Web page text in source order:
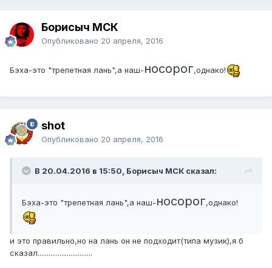
Борисыч МСК
Опубликовано 20 апреля, 2016
Бэха-это "трепетная лань",а наш-носорог,однако!
shot
Опубликовано 20 апреля, 2016
В 20.04.2016 в 15:50, Борисыч МСК сказал:
Бэха-это "трепетная лань",а наш-носорог,однако!
и это правильно,но на лань он не подходит(типа музик),я б
сказал..............................